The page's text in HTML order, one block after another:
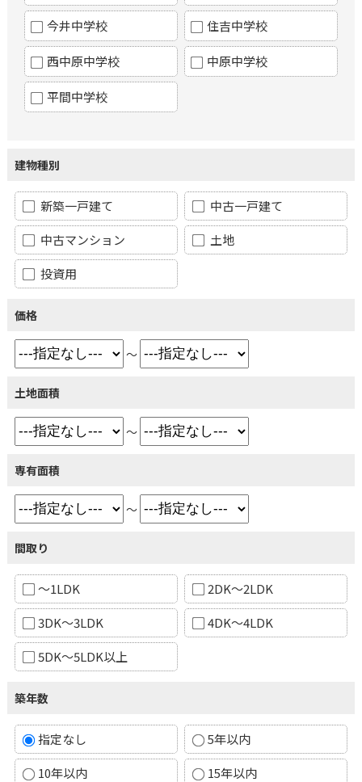
今井中学校 住吉中学校
西中原中学校 中原中学校
平間中学校
建物種別
新築一戸建て
中古一戸建て
中古マンション
土地
投資用
価格
～
土地面積
～
専有面積
～
間取り
～1LDK
2DK～2LDK
3DK～3LDK
4DK～4LDK
5DK～5LDK以上
築年数
指定なし
5年以内
10年以内
15年以内